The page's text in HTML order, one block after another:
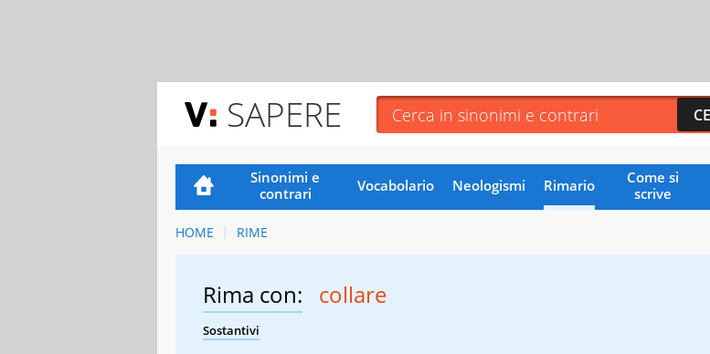
SAPERE
Sinonimi e
contrari
Vocabolario Neologismi Rimario
Come si
scrive
HOME RIME
Rima con: collare
Sostantivi